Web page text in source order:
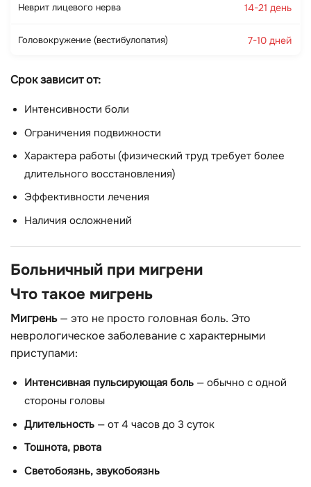
Неврит лицевого нерва 14-21 день
Головокружение (вестибулопатия) 7-10 дней
Срок зависит от:
Интенсивности боли
Ограничения подвижности
Характера работы (физический труд требует более
длительного восстановления)
Эффективности лечения
Наличия осложнений
Больничный при мигрени
Что такое мигрень
Мигрень— это не просто головная боль. Это
неврологическое заболевание с характерными
приступами:
Интенсивная пульсирующая боль — обычно с одной
стороны головы
Длительность — от 4 часов до 3 суток
Тошнота, рвота
Светобоязнь, звукобоязнь